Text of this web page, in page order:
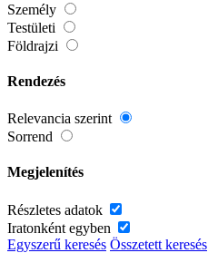
Személy
Testületi
Földrajzi
Rendezés
Relevancia szerint
Sorrend
Megjelenítés
Részletes adatok
Iratonként egyben
Egyszerű keresés Összetett keresés